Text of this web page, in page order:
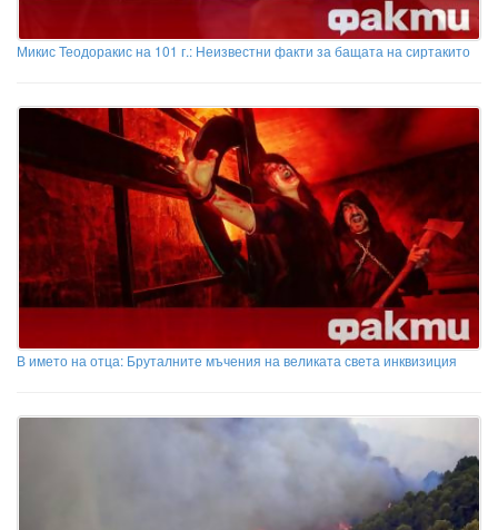
Микис Теодоракис на 101 г.: Неизвестни факти за бащата на сиртакито
В името на отца: Бруталните мъчения на великата света инквизиция